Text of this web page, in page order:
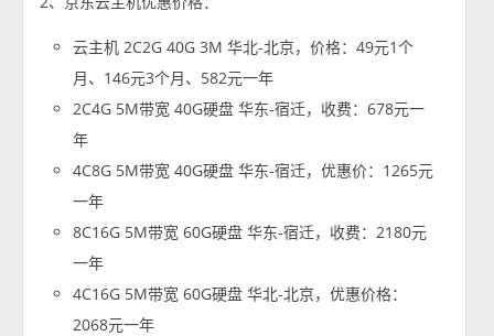
云主机 2C2G 40G 3M 华北-北京，价格：49元1个
月、146元3个月、582元一年
2C4G 5M带宽 40G硬盘 华东-宿迁，收费：678元一
年
4C8G 5M带宽 40G硬盘 华东-宿迁，优惠价：1265元
一年
8C16G 5M带宽 60G硬盘 华东-宿迁，收费：2180元
一年
4C16G 5M带宽 60G硬盘 华北-北京，优惠价格：
2068元一年